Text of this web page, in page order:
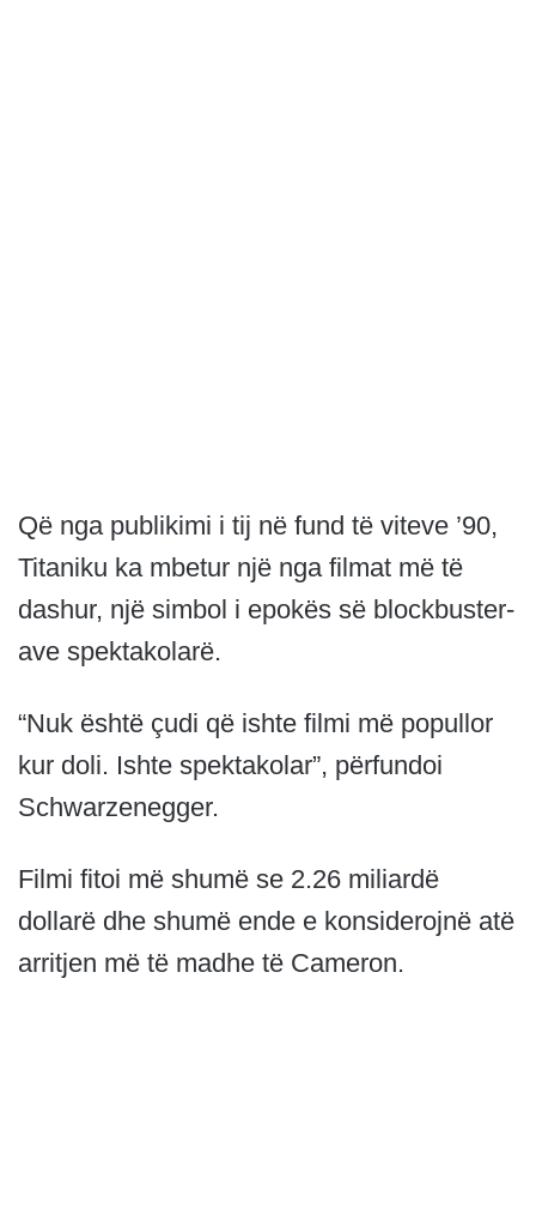
Që nga publikimi i tij në fund të viteve ’90,
Titaniku ka mbetur një nga filmat më të
dashur, një simbol i epokës së blockbuster-
ave spektakolarë.
“Nuk është çudi që ishte filmi më popullor
kur doli. Ishte spektakolar”, përfundoi
Schwarzenegger.
Filmi fitoi më shumë se 2.26 miliardë
dollarë dhe shumë ende e konsiderojnë atë
arritjen më të madhe të Cameron.